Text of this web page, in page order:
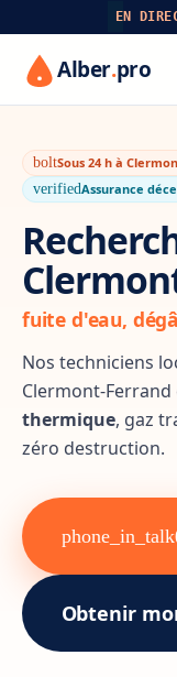
EN
Alber.pro
boltSous 24 h à
verifiedAssurance
fuite d'eau,
Nos techniciens
Clermont-Ferrand
thermique, gaz
zéro destruction.
phone_in_talk
Obtenir